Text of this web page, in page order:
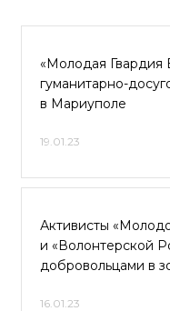
«Молодая Гвардия
гуманитарно-
в Мариуполе
19.01.23
Активисты
и «Волонтерской
добровольцами в
16.01.23